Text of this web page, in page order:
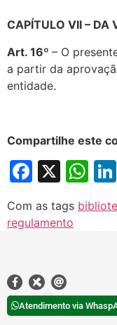
CAPÍTULO VII – DA
Art. 16º – O
a partir da
entidade.
Compartilhe este
X
Com as tags
regulamento
Atendimento via